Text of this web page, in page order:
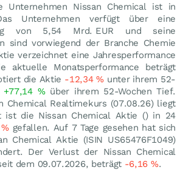
Unternehmen Nissan Chemical ist in
Unternehmen verfügt über eine
von 5,54 Mrd. EUR und seine
sind vorwiegend der Branche Chemie
verzeichnet eine Jahresperformance
aktuelle Monatsperformance beträgt
die Aktie -12,34%unter ihrem 52-
+77,14 %über ihrem 52-Wochen Tief.
Chemical Realtimekurs (07.08.26) liegt
ist die Nissan Chemical Aktie () in 24
%gefallen. Auf 7 Tage gesehen hat sich
Chemical Aktie (ISIN US65476F1049)
Der Verlust der Nissan Chemical
dem 09.07.2026, beträgt -6,16 %.